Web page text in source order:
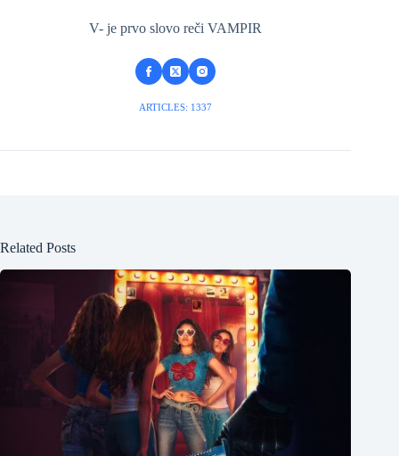
V- je prvo slovo reči VAMPIR
ARTICLES: 1337
Related Posts